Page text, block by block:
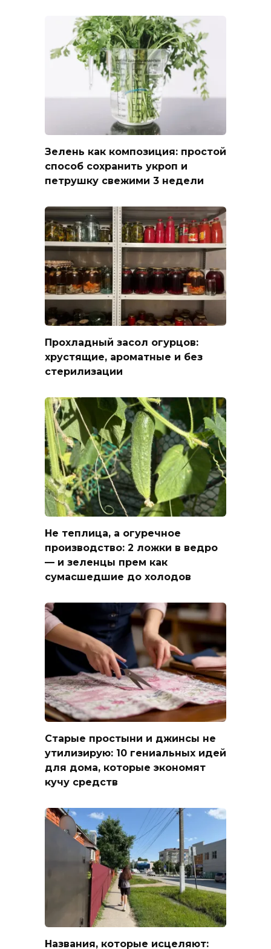
Зелень как композиция: простой
способ сохранить укроп и
петрушку свежими 3 недели
Прохладный засол огурцов:
хрустящие, ароматные и без
стерилизации
Не теплица, а огуречное
производство: 2 ложки в ведро
— и зеленцы прем как
сумасшедшие до холодов
Старые простыни и джинсы не
утилизирую: 10 гениальных идей
для дома, которые экономят
кучу средств
Названия, которые исцеляют: